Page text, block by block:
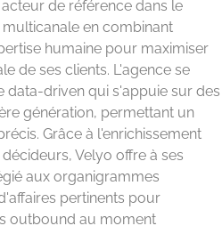
de référence dans le
en combinant
humaine pour maximiser
de ses clients. L'agence se
data-driven qui s'appuie sur des
génération, permettant un
Grâce à l'enrichissement
Velyo offre à ses
aux organigrammes
pertinents pour
outbound au moment